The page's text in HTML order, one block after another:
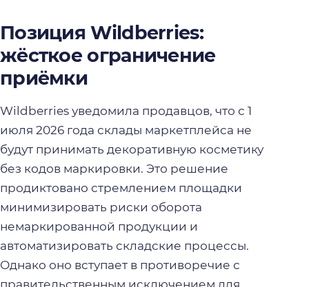
Позиция Wildberries:
жёсткое ограничение
приёмки
Wildberries уведомила продавцов, что с 1
июля 2026 года склады маркетплейса не
будут принимать декоративную косметику
без кодов маркировки. Это решение
продиктовано стремлением площадки
минимизировать риски оборота
немаркированной продукции и
автоматизировать складские процессы.
Однако оно вступает в противоречие с